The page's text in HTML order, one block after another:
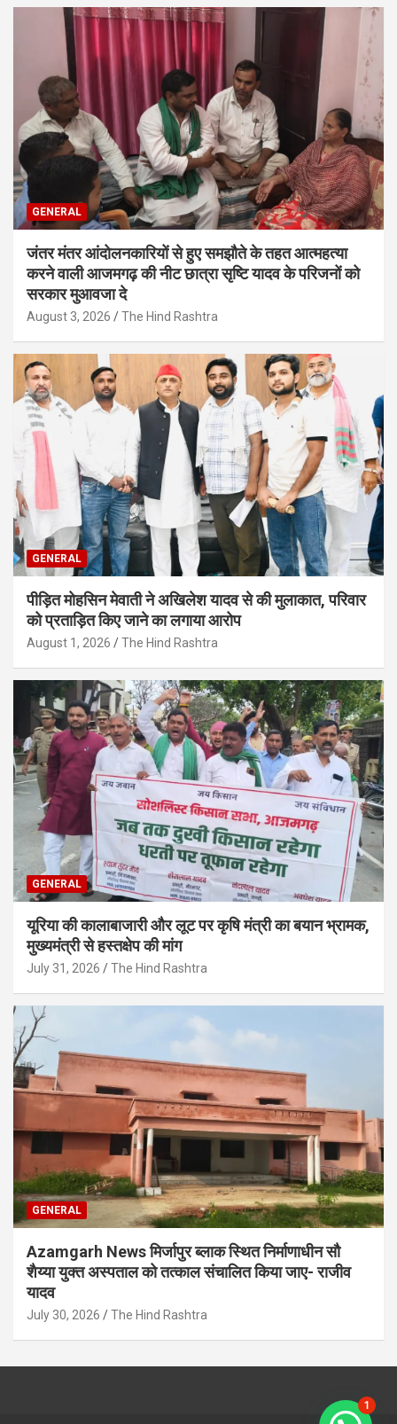
GENERAL
जंतर मंतर आंदोलनकारियों से हुए समझौते के तहत आत्महत्या
करने वाली आजमगढ़ की नीट छात्रा सृष्टि यादव के परिजनों को
सरकार मुआवजा दे
August 3, 2026 The Hind Rashtra
GENERAL
पीड़ित मोहसिन मेवाती ने अखिलेश यादव से की मुलाकात, परिवार
को प्रताड़ित किए जाने का लगाया आरोप
August 1, 2026 The Hind Rashtra
GENERAL
यूरिया की कालाबाजारी और लूट पर कृषि मंत्री का बयान भ्रामक,
मुख्यमंत्री से हस्तक्षेप की मांग
July 31, 2026 The Hind Rashtra
GENERAL
Azamgarh News मिर्जापुर ब्लाक स्थित निर्माणाधीन सौ
शैय्या युक्त अस्पताल को तत्काल संचालित किया जाए- राजीव
यादव
July 30, 2026 The Hind Rashtra
1